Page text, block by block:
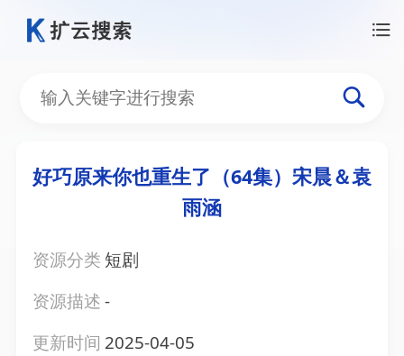
好巧原来你也重生了（64集）宋晨＆袁
雨涵
资源分类 短剧
资源描述-
更新时间 2025-04-05